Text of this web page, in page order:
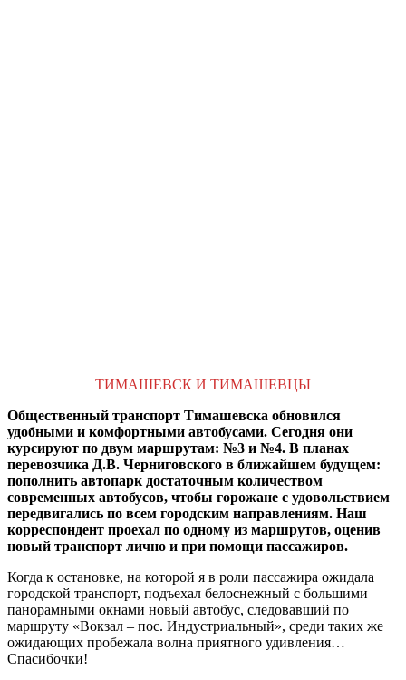
ТИМАШЕВСК И ТИМАШЕВЦЫ
Общественный транспорт Тимашевска обновился
удобными и комфортными автобусами. Сегодня они
курсируют по двум маршрутам: №3 и №4. В планах
перевозчика Д.В. Черниговского в ближайшем будущем:
пополнить автопарк достаточным количеством
современных автобусов, чтобы горожане с удовольствием
передвигались по всем городским направлениям. Наш
корреспондент проехал по одному из маршрутов, оценив
новый транспорт лично и при помощи пассажиров.
Когда к остановке, на которой я в роли пассажира ожидала
городской транспорт, подъехал белоснежный с большими
панорамными окнами новый автобус, следовавший по
маршруту «Вокзал – пос. Индустриальный», среди таких же
ожидающих пробежала волна приятного удивления…
Спасибочки!